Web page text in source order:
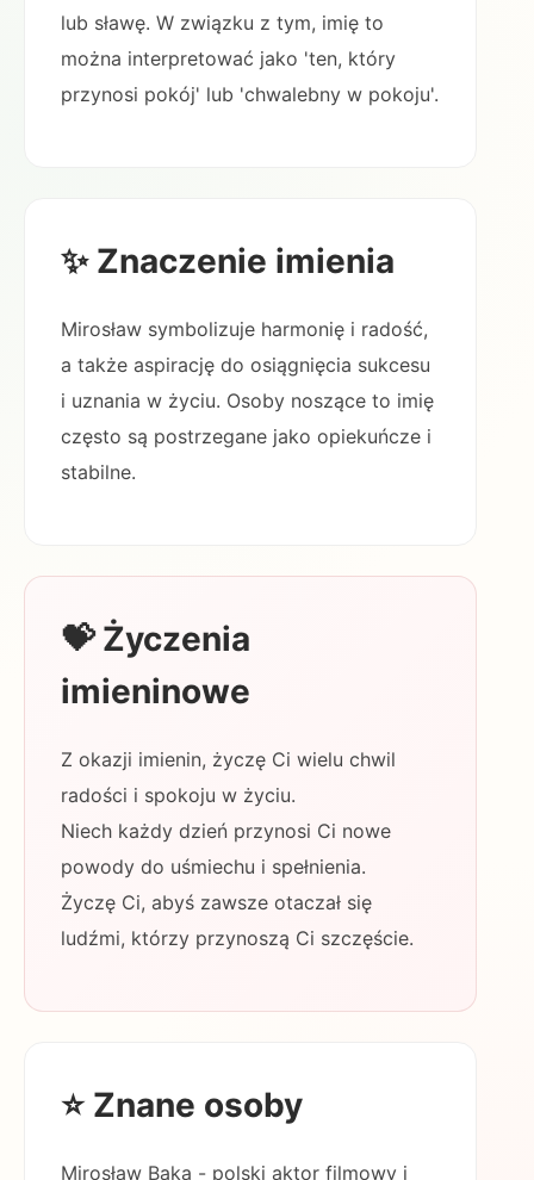
lub sławę. W związku z tym, imię to
można interpretować jako 'ten, który
przynosi pokój' lub 'chwalebny w pokoju'.
✨ Znaczenie imienia
Mirosław symbolizuje harmonię i radość,
a także aspirację do osiągnięcia sukcesu
i uznania w życiu. Osoby noszące to imię
często są postrzegane jako opiekuńcze i
stabilne.
💝 Życzenia
imieninowe
Z okazji imienin, życzę Ci wielu chwil
radości i spokoju w życiu.
Niech każdy dzień przynosi Ci nowe
powody do uśmiechu i spełnienia.
Życzę Ci, abyś zawsze otaczał się
ludźmi, którzy przynoszą Ci szczęście.
⭐ Znane osoby
Mirosław Baka - polski aktor filmowy i